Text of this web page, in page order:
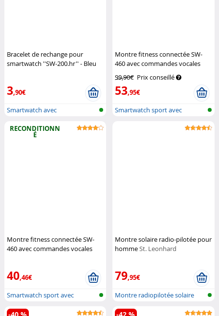
Bracelet de rechange pour
smartwatch ''SW-200.hr'' - Bleu
3,90€
Smartwatch avec
Montre fitness connectée SW-
460 avec commandes vocales
99,90€ Prix conseillé
53,95€
Smartwatch sport avec
RECONDITIONN
É
Montre fitness connectée SW-
460 avec commandes vocales
40,46€
Smartwatch sport avec
affichage de...
Montre solaire radio-pilotée pour
hommeSt. Leonhard
79,95€
Montre radiopilotée solaire
pour ho...